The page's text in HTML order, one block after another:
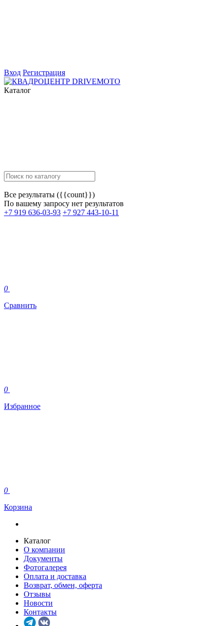
Вход Регистрация
Каталог
Все результаты ({{count}})
По вашему запросу нет результатов
+7 919 636-03-93 +7 927 443-10-11
0
Сравнить
0
Избранное
0
Корзина
Каталог
О компании
Документы
Фотогалерея
Оплата и доставка
Возврат, обмен, оферта
Отзывы
Новости
Контакты